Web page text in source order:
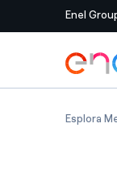
Enel
Siti del
Enel
Vai al
Esplora